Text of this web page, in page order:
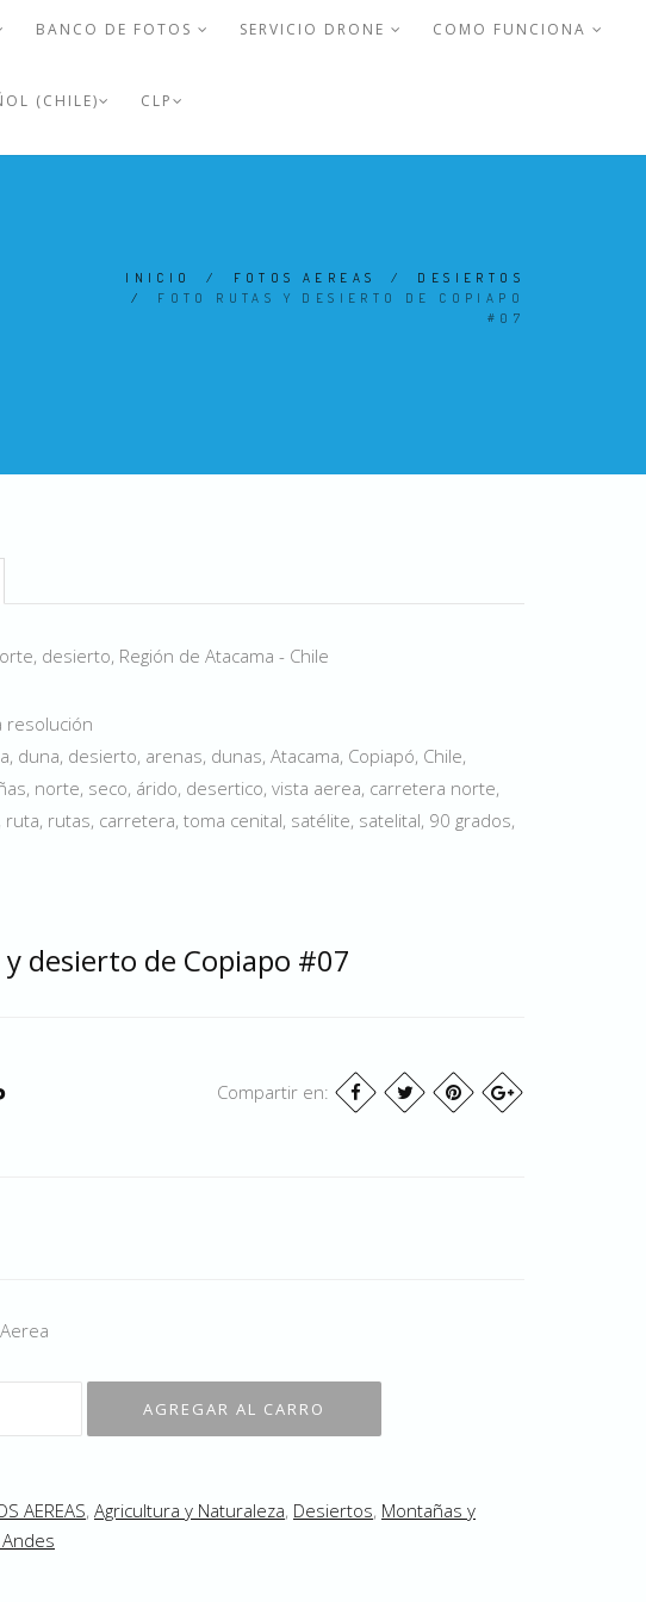
BANCO DE FOTOS SERVICIO DRONE COMO FUNCIONA
(CHILE) CLP
INICIO / FOTOS AEREAS / DESIERTOS
/ FOTO RUTAS Y DESIERTO DE COPIAPO
#07
desierto, Región de Atacama - Chile
resolución
duna, desierto, arenas, dunas, Atacama, Copiapó, Chile,
norte, seco, árido, desertico, vista aerea, carretera norte,
ruta, rutas, carretera, toma cenital, satélite, satelital, 90 grados,
desierto de Copiapo #07
Compartir en:
AEREAS, Agricultura y Naturaleza, Desiertos, Montañas y